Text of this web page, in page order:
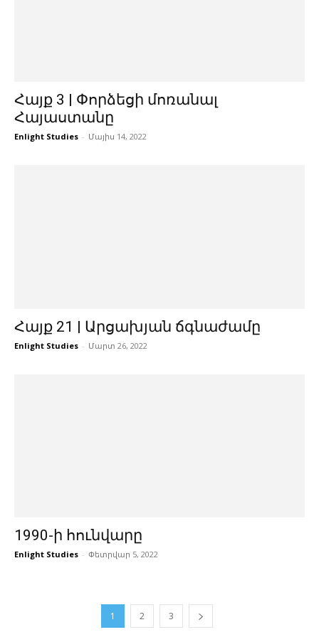
Հայք 3 | Փորձեցի մոռանալ
Հայաստանը
Enlight Studies - Մայիս 14, 2022
Հայք 21 | Արցախյան ճգնաժամը
Enlight Studies - Մարտ 26, 2022
1990-ի հունվարը
Enlight Studies - Փետրվար 5, 2022
1 2 3